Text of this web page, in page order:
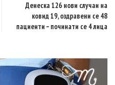
Денеска 126 нови случаи на
ковид 19, оздравени се 48
пациенти – починати се 4 лица